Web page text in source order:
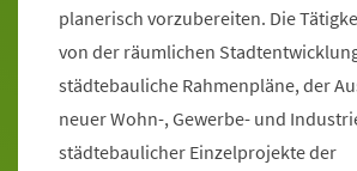
planerisch vorzubereiten. Die
von der räumlichen
städtebauliche Rahmenpläne, der
neuer Wohn-, Gewerbe- und
städtebaulicher Einzelprojekte der